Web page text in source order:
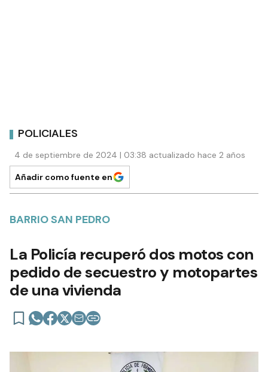
POLICIALES
4 de septiembre de 2024 | 03:38 actualizado hace 2 años
Añadir como fuente en
BARRIO SAN PEDRO
La Policía recuperó dos motos con
pedido de secuestro y motopartes
de una vivienda